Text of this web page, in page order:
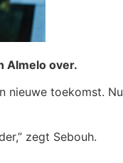
Almelo over.
nieuwe toekomst. Nu
zegt Sebouh.